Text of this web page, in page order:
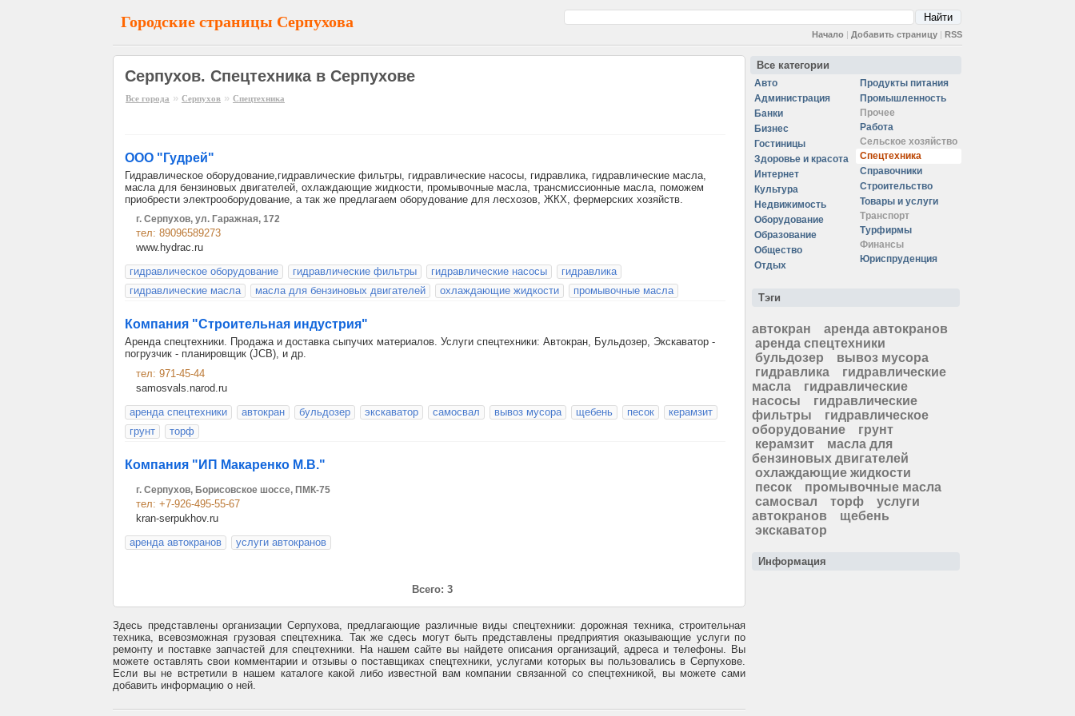
Городские страницы Серпухова
Начало | Добавить страницу | RSS
Серпухов. Спецтехника в Серпухове
Все города » Серпухов » Спецтехника
ООО "Гудрей"
Гидравлическое оборудование,гидравлические фильтры, гидравлические насосы, гидравлика, гидравлические масла,
масла для бензиновых двигателей, охлаждающие жидкости, промывочные масла, трансмиссионные масла, поможем
приобрести электрооборудование, а так же предлагаем оборудование для лесхозов, ЖКХ, фермерских хозяйств.
г. Серпухов, ул. Гаражная, 172
тел: 89096589273
www.hydrac.ru
гидравлическое оборудование
гидравлические фильтры гидравлические насосы
гидравлика
гидравлические масла
масла для бензиновых двигателей охлаждающие жидкости промывочные масла
Компания "Строительная индустрия"
Аренда спецтехники. Продажа и доставка сыпучих материалов. Услуги спецтехники: Автокран, Бульдозер, Экскаватор -
погрузчик - планировщик (JCB), и др.
тел: 971-45-44
samosvals.narod.ru
аренда спецтехники
автокран бульдозер экскаватор самосвал вывоз мусора щебень песок
керамзит
грунт
торф
Компания "ИП Макаренко М.В."
г. Серпухов, Борисовское шоссе, ПМК-75
тел: +7-926-495-55-67
kran-serpukhov.ru
аренда автокранов
услуги автокранов
Всего: 3
Здесь представлены организации Серпухова, предлагающие различные виды спецтехники: дорожная техника, строительная
техника, всевозможная грузовая спецтехника. Так же сдесь могут быть представлены предприятия оказывающие услуги по
ремонту и поставке запчастей для спецтехники. На нашем сайте вы найдете описания организаций, адреса и телефоны. Вы
можете оставлять свои комментарии и отзывы о поставщиках спецтехники, услугами которых вы пользовались в Серпухове.
Если вы не встретили в нашем каталоге какой либо известной вам компании связанной со спецтехникой, вы можете сами
добавить информацию о ней.
Все категории
Авто
Администрация
Банки
Бизнес
Гостиницы
Здоровье и красота
Интернет
Культура
Недвижимость
Оборудование
Образование
Общество
Отдых
Продукты питания
Промышленность
Прочее
Работа
Сельское хозяйство
Спецтехника
Справочники
Строительство
Товары и услуги
Транспорт
Турфирмы
Финансы
Юриспруденция
Тэги
автокран
аренда автокранов
аренда спецтехники
бульдозер
вывоз мусора
гидравлика
гидравлические
масла
гидравлические
насосы
гидравлические
фильтры
гидравлическое
оборудование
грунт
керамзит
масла для
бензиновых двигателей
охлаждающие жидкости
песок
промывочные масла
самосвал
торф
услуги
автокранов
щебень
экскаватор
Информация